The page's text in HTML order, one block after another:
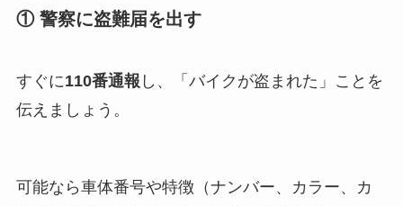
① 警察に盗難届を出す
すぐに110番通報 し、「バイクが盗まれた」ことを
伝えましょう。
可能なら車体番号や特徴（ナンバー、カラー、カ